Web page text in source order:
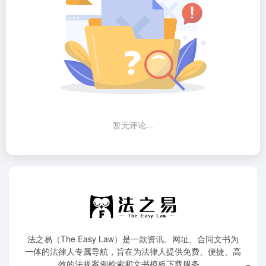
暂无评论...
法之易（The Easy Law）是一款资讯、网址、合同文书为
一体的法律人专属导航，旨在为法律人提供免费、便捷、高